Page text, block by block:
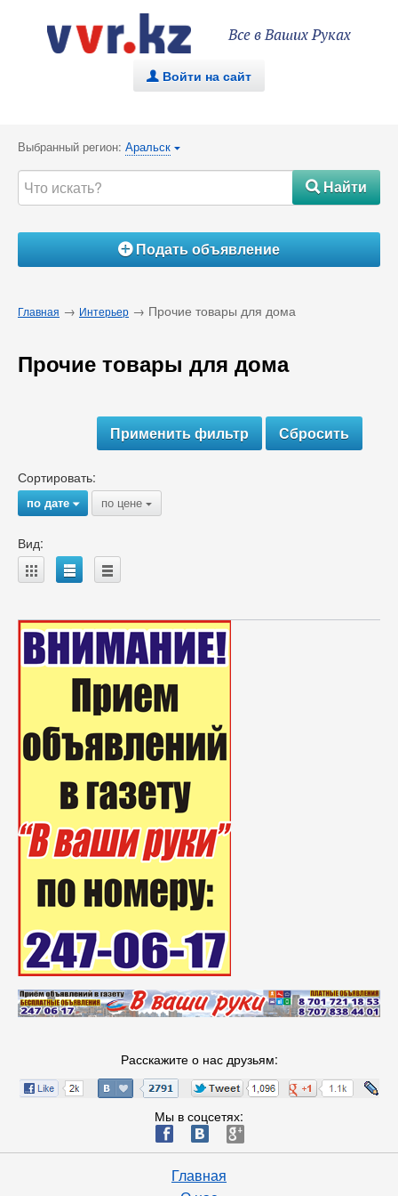
Все в Ваших Руках
. Войти на сайт
Выбранный регион: Аральск {
#Найти
ÁПодать объявление
Главная → Интерьер → Прочие товары для дома
Прочие товары для дома
Сортировать:
по дате{ по цене {
Вид:
A B C
Расскажите о нас друзьям:
Мы в соцсетях:
ä æ è
Главная